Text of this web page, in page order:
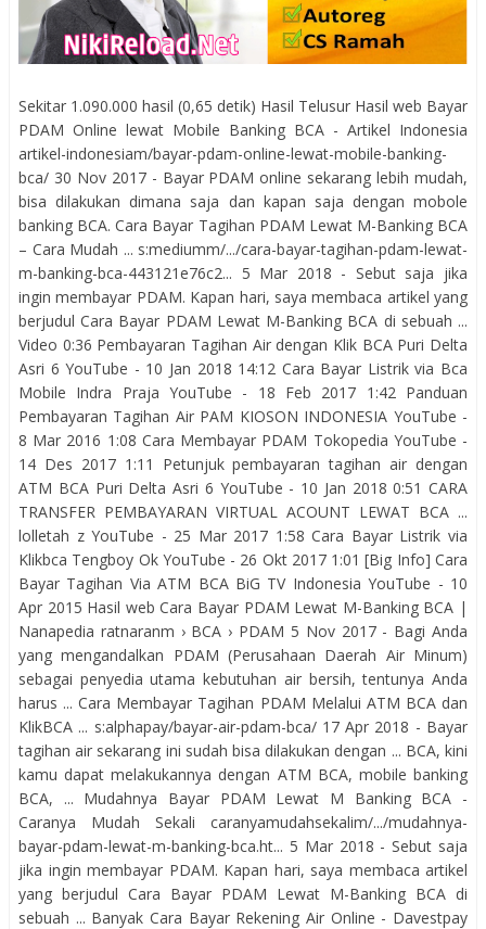
Sekitar 1.090.000 hasil (0,65 detik) Hasil Telusur Hasil web Bayar
PDAM Online lewat Mobile Banking BCA - Artikel Indonesia
artikel-indonesiam/bayar-pdam-online-lewat-mobile-banking-
bca/ 30 Nov 2017 - Bayar PDAM online sekarang lebih mudah,
bisa dilakukan dimana saja dan kapan saja dengan mobole
banking BCA. Cara Bayar Tagihan PDAM Lewat M-Banking BCA
– Cara Mudah ... s:mediumm/.../cara-bayar-tagihan-pdam-lewat-
m-banking-bca-443121e76c2... 5 Mar 2018 - Sebut saja jika
ingin membayar PDAM. Kapan hari, saya membaca artikel yang
berjudul Cara Bayar PDAM Lewat M-Banking BCA di sebuah ...
Video 0:36 Pembayaran Tagihan Air dengan Klik BCA Puri Delta
Asri 6 YouTube - 10 Jan 2018 14:12 Cara Bayar Listrik via Bca
Mobile Indra Praja YouTube - 18 Feb 2017 1:42 Panduan
Pembayaran Tagihan Air PAM KIOSON INDONESIA YouTube -
8 Mar 2016 1:08 Cara Membayar PDAM Tokopedia YouTube -
14 Des 2017 1:11 Petunjuk pembayaran tagihan air dengan
ATM BCA Puri Delta Asri 6 YouTube - 10 Jan 2018 0:51 CARA
TRANSFER PEMBAYARAN VIRTUAL ACOUNT LEWAT BCA ...
lolletah z YouTube - 25 Mar 2017 1:58 Cara Bayar Listrik via
Klikbca Tengboy Ok YouTube - 26 Okt 2017 1:01 [Big Info] Cara
Bayar Tagihan Via ATM BCA BiG TV Indonesia YouTube - 10
Apr 2015 Hasil web Cara Bayar PDAM Lewat M-Banking BCA |
Nanapedia ratnaranm › BCA › PDAM 5 Nov 2017 - Bagi Anda
yang mengandalkan PDAM (Perusahaan Daerah Air Minum)
sebagai penyedia utama kebutuhan air bersih, tentunya Anda
harus ... Cara Membayar Tagihan PDAM Melalui ATM BCA dan
KlikBCA ... s:alphapay/bayar-air-pdam-bca/ 17 Apr 2018 - Bayar
tagihan air sekarang ini sudah bisa dilakukan dengan ... BCA, kini
kamu dapat melakukannya dengan ATM BCA, mobile banking
BCA, ... Mudahnya Bayar PDAM Lewat M Banking BCA -
Caranya Mudah Sekali caranyamudahsekalim/.../mudahnya-
bayar-pdam-lewat-m-banking-bca.ht... 5 Mar 2018 - Sebut saja
jika ingin membayar PDAM. Kapan hari, saya membaca artikel
yang berjudul Cara Bayar PDAM Lewat M-Banking BCA di
sebuah ... Banyak Cara Bayar Rekening Air Online - Davestpay